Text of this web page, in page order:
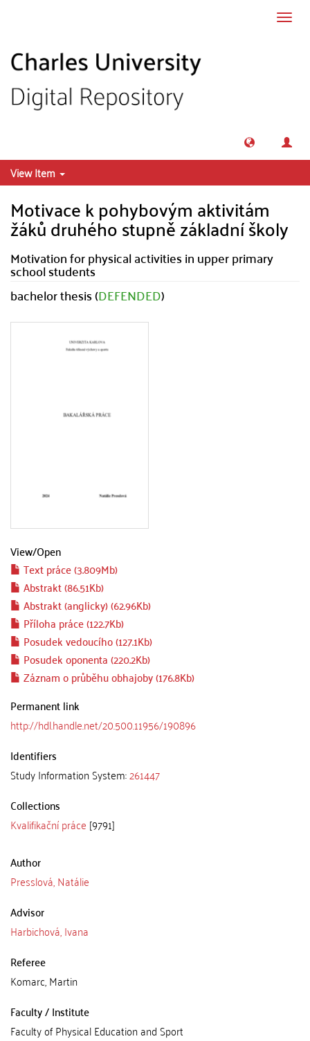
View Item
Motivace k pohybovým aktivitám
žáků druhého stupně základní školy
Motivation for physical activities in upper primary
school students
bachelor thesis (DEFENDED)
View/Open
Text práce (3.809Mb)
Abstrakt (86.51Kb)
Abstrakt (anglicky) (62.96Kb)
Příloha práce (122.7Kb)
Posudek vedoucího (127.1Kb)
Posudek oponenta (220.2Kb)
Záznam o průběhu obhajoby (176.8Kb)
Permanent link
http://hdl.handle.net/20.500.11956/190896
Identifiers
Study Information System:261447
Collections
Kvalifikační práce [9791]
Author
Presslová, Natálie
Advisor
Harbichová, Ivana
Referee
Komarc, Martin
Faculty / Institute
Faculty of Physical Education and Sport